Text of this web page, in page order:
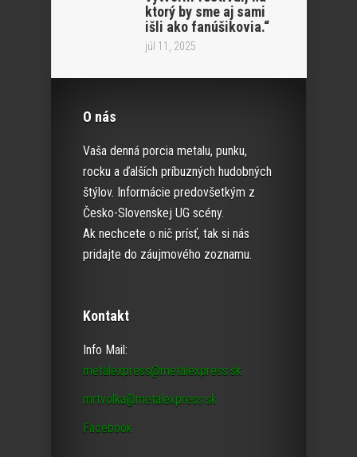
ktorý by sme aj sami
išli ako fanúšikovia.“
júl 11, 2025
O nás
Vaša denná porcia metalu, punku,
rocku a ďalších príbuzných hudobných
štýlov. Informácie predovšetkým z
Česko-Slovenskej UG scény.
Ak nechcete o nič prísť, tak si nás
pridajte do záujmového zoznamu.
Kontakt
Info Mail:
metalexpress@metalexpress.sk
mrtvolka@metalexpress.sk
Facebook